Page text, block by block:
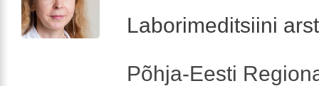
Laborimeditsiini arst
Põhja-Eesti